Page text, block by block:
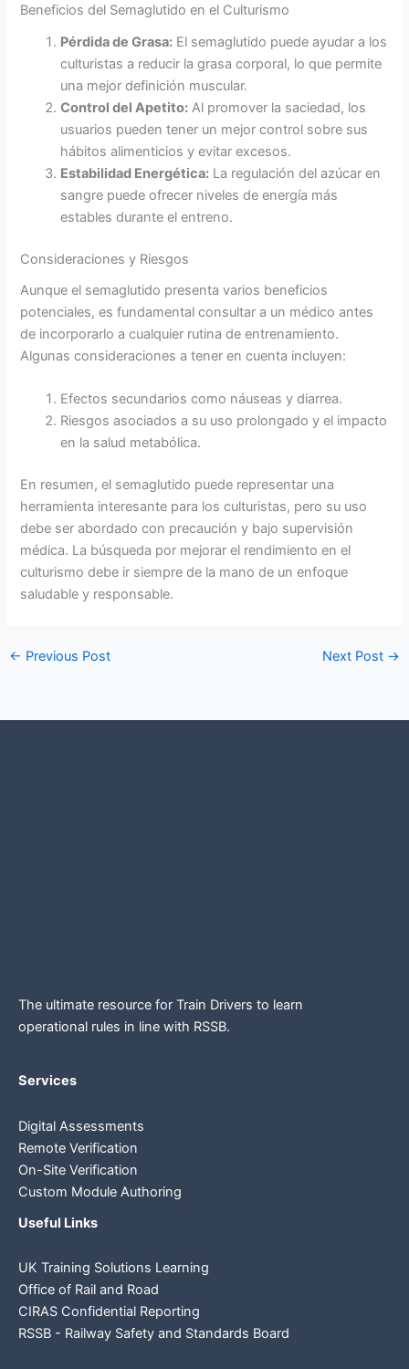
Beneficios del Semaglutido en el Culturismo
Pérdida de Grasa: El semaglutido puede ayudar a los
culturistas a reducir la grasa corporal, lo que permite
una mejor definición muscular.
Control del Apetito: Al promover la saciedad, los
usuarios pueden tener un mejor control sobre sus
hábitos alimenticios y evitar excesos.
Estabilidad Energética: La regulación del azúcar en
sangre puede ofrecer niveles de energía más
estables durante el entreno.
Consideraciones y Riesgos
Aunque el semaglutido presenta varios beneficios
potenciales, es fundamental consultar a un médico antes
de incorporarlo a cualquier rutina de entrenamiento.
Algunas consideraciones a tener en cuenta incluyen:
Efectos secundarios como náuseas y diarrea.
Riesgos asociados a su uso prolongado y el impacto
en la salud metabólica.
En resumen, el semaglutido puede representar una
herramienta interesante para los culturistas, pero su uso
debe ser abordado con precaución y bajo supervisión
médica. La búsqueda por mejorar el rendimiento en el
culturismo debe ir siempre de la mano de un enfoque
saludable y responsable.
← Previous Post Next Post →
The ultimate resource for Train Drivers to learn
operational rules in line with RSSB.
Services
Digital Assessments
Remote Verification
On-Site Verification
Custom Module Authoring
Useful Links
UK Training Solutions Learning
Office of Rail and Road
CIRAS Confidential Reporting
RSSB - Railway Safety and Standards Board